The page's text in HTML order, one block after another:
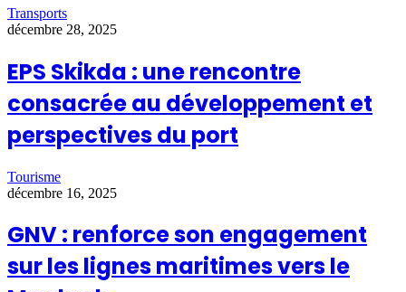
Transports
décembre 28, 2025
EPS Skikda : une rencontre
consacrée au développement et
perspectives du port
Tourisme
décembre 16, 2025
GNV : renforce son engagement
sur les lignes maritimes vers le